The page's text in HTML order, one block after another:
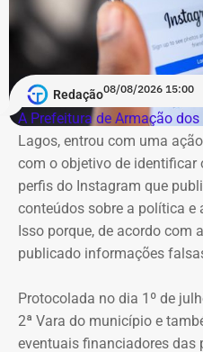
Igor Domingos
8
Danielle Christian
Barros
9
Fernando Cezar Jorge
Hakme
10 Edmilson Suassuna
Redação08/08/2026 15:00
A Prefeitura de Armação
Lagos, entrou com uma
com o objetivo de identificar
perfis do Instagram que
conteúdos sobre a política
Isso porque, de acordo com
publicado informações
Protocolada no dia 1º de
2ª Vara do município e
eventuais financiadores das